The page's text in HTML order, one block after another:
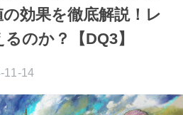
効果を徹底解説！レ
のか？【DQ3】
11-14